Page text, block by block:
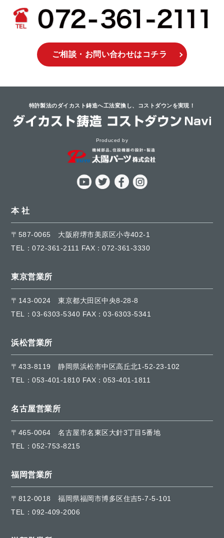
ご相談・お問い合わせはコチラ
特許製法のダイカスト鋳造へ工法変換し、 コストダウンを実現！
Produced by
本 社
〒587-0065
大阪府堺市美原区小寺402-1
TEL：072-361-2111 FAX：072-361-3330
東京営業所
〒143-0024
東京都大田区中央8-28-8
TEL：03-6303-5340 FAX：03-6303-5341
浜松営業所
〒433-8119
静岡県浜松市中区高丘北1-52-23-102
TEL：053-401-1810 FAX：053-401-1811
名古屋営業所
〒465-0064
名古屋市名東区大針3丁目5番地
TEL：052-753-8215
福岡営業所
〒812-0018
福岡県福岡市博多区住吉5-7-5-101
TEL：092-409-2006